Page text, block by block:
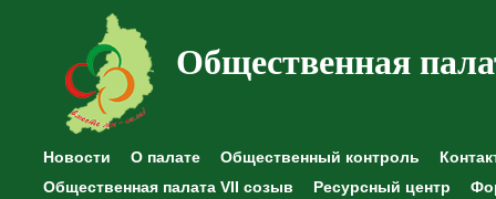
Общественная
Новости О палате Общественный контроль
Общественная палата VII созыв
Ресурсный центр